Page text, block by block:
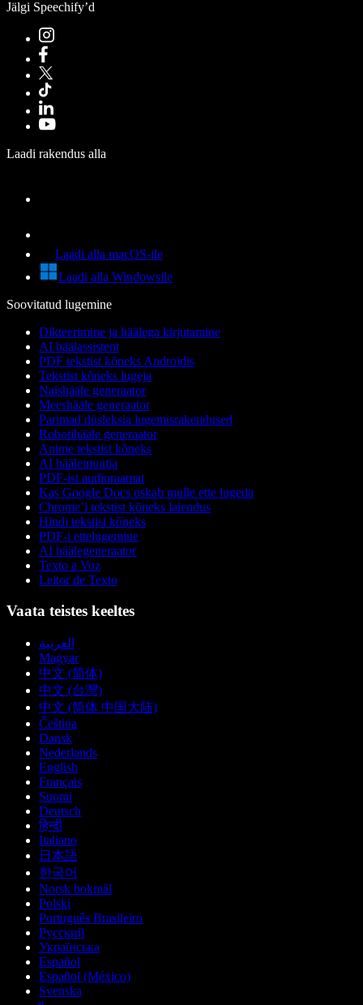
Jälgi Speechify’d
Laadi rakendus alla
Laadi alla macOS-ile
Laadi alla Windowsile
Soovitatud lugemine
Dikteerimine ja häälega kirjutamine
AI häälassistent
PDF tekstist kõneks Androidis
Tekstist kõneks lugeja
Naishääle generaator
Meeshääle generaator
Parimad düsleksia lugemisrakendused
Robotihääle generaator
Anime tekstist kõneks
AI häälemuutja
PDF-ist audioraamat
Kas Google Docs oskab mulle ette lugeda
Chrome’i tekstist kõneks laiendus
Hindi tekstist kõneks
PDF-i ettelugemine
AI häälegeneraator
Texto a Voz
Leitor de Texto
Vaata teistes keeltes
العربية
Magyar
中文 (简体)
中文 (台灣)
中文 (简体 中国大陆)
Čeština
Dansk
Nederlands
English
Français
Suomi
Deutsch
हिन्दी
Italiano
日本語
한국어
Norsk bokmål
Polski
Português Brasileiro
Русский
Українська
Español
Español (México)
Svenska